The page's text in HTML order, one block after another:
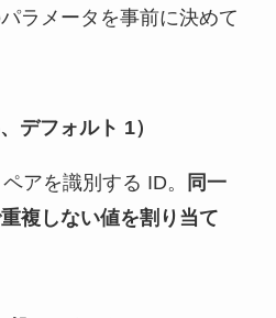
ラメータを事前に決めて
デフォルト 1）
アを識別する ID。
同一
複しない値を割り当て